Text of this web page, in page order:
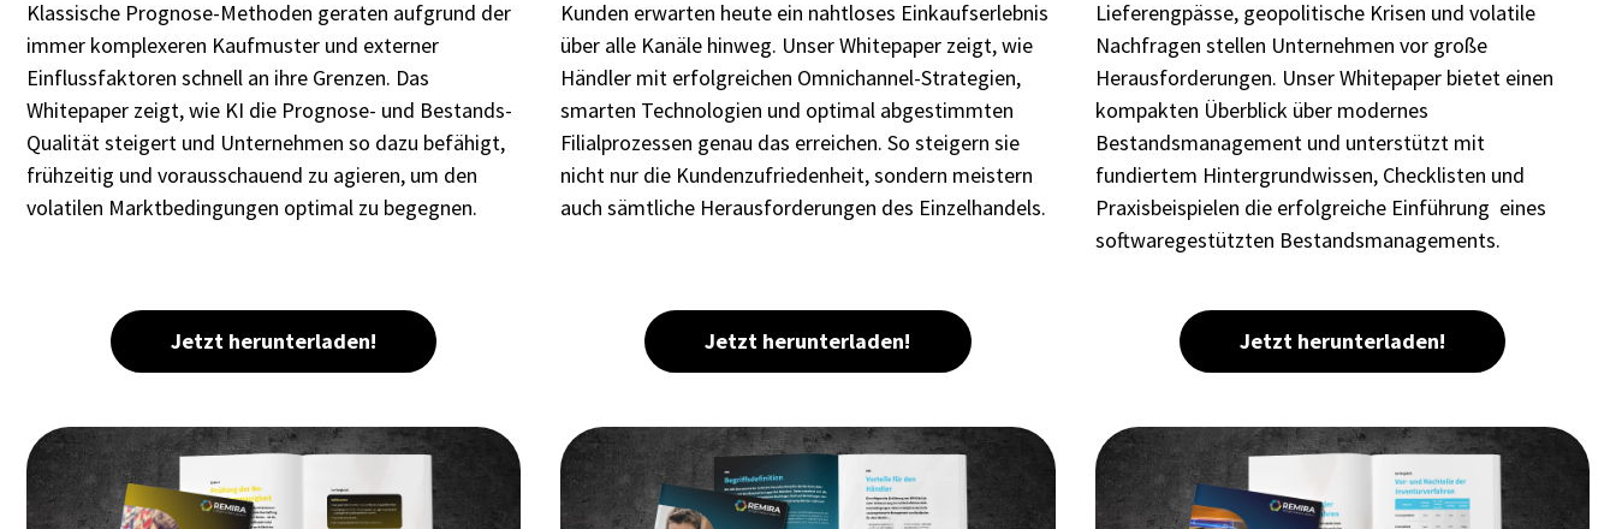
Klassische Prognose-Methoden geraten aufgrund der
immer komplexeren Kaufmuster und externer
Einflussfaktoren schnell an ihre Grenzen. Das
Whitepaper zeigt, wie KI die Prognose- und Bestands-
Qualität steigert und Unternehmen so dazu befähigt,
frühzeitig und vorausschauend zu agieren, um den
volatilen Marktbedingungen optimal zu begegnen.
Kunden erwarten heute ein nahtloses Einkaufserlebnis
über alle Kanäle hinweg. Unser Whitepaper zeigt, wie
Händler mit erfolgreichen Omnichannel-Strategien,
smarten Technologien und optimal abgestimmten
Filialprozessen genau das erreichen. So steigern sie
nicht nur die Kundenzufriedenheit, sondern meistern
auch sämtliche Herausforderungen des Einzelhandels.
Lieferengpässe, geopolitische Krisen und volatile
Nachfragen stellen Unternehmen vor große
Herausforderungen. Unser Whitepaper bietet einen
kompakten Überblick über modernes
Bestandsmanagement und unterstützt mit
fundiertem Hintergrundwissen, Checklisten und
Praxisbeispielen die erfolgreiche Einführung eines
softwaregestützten Bestandsmanagements.
Jetzt herunterladen! Jetzt herunterladen! Jetzt herunterladen!